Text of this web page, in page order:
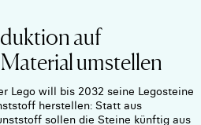
auf
umstellen
Lego will bis 2032 seine Legosteine
herstellen: Statt aus
sollen die Steine künftig aus